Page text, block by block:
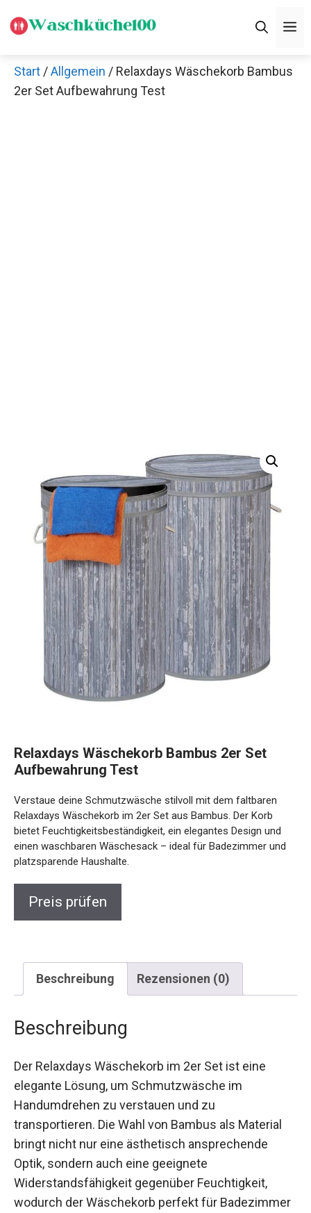
Inhalt
Start /Allgemein / Relaxdays Wäschekorb Bambus
2er Set Aufbewahrung Test
Relaxdays Wäschekorb Bambus 2er Set
Aufbewahrung Test
Verstaue deine Schmutzwäsche stilvoll mit dem faltbaren
Relaxdays Wäschekorb im 2er Set aus Bambus. Der Korb
bietet Feuchtigkeitsbeständigkeit, ein elegantes Design und
einen waschbaren Wäschesack – ideal für Badezimmer und
platzsparende Haushalte.
Preis prüfen
Beschreibung Rezensionen (0)
Beschreibung
Der Relaxdays Wäschekorb im 2er Set ist eine
elegante Lösung, um Schmutzwäsche im
Handumdrehen zu verstauen und zu
transportieren. Die Wahl von Bambus als Material
bringt nicht nur eine ästhetisch ansprechende
Optik, sondern auch eine geeignete
Widerstandsfähigkeit gegenüber Feuchtigkeit,
wodurch der Wäschekorb perfekt für Badezimmer